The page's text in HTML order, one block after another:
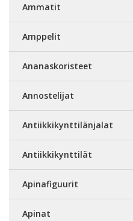
Ammatit
Amppelit
Ananaskoristeet
Annostelijat
Antiikkikynttilänjalat
Antiikkikynttilät
Apinafiguurit
Apinat